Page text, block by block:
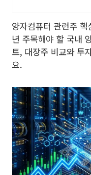
양자컴퓨터 관련주
년 주목해야 할 국내
트, 대장주 비교와 투
요.